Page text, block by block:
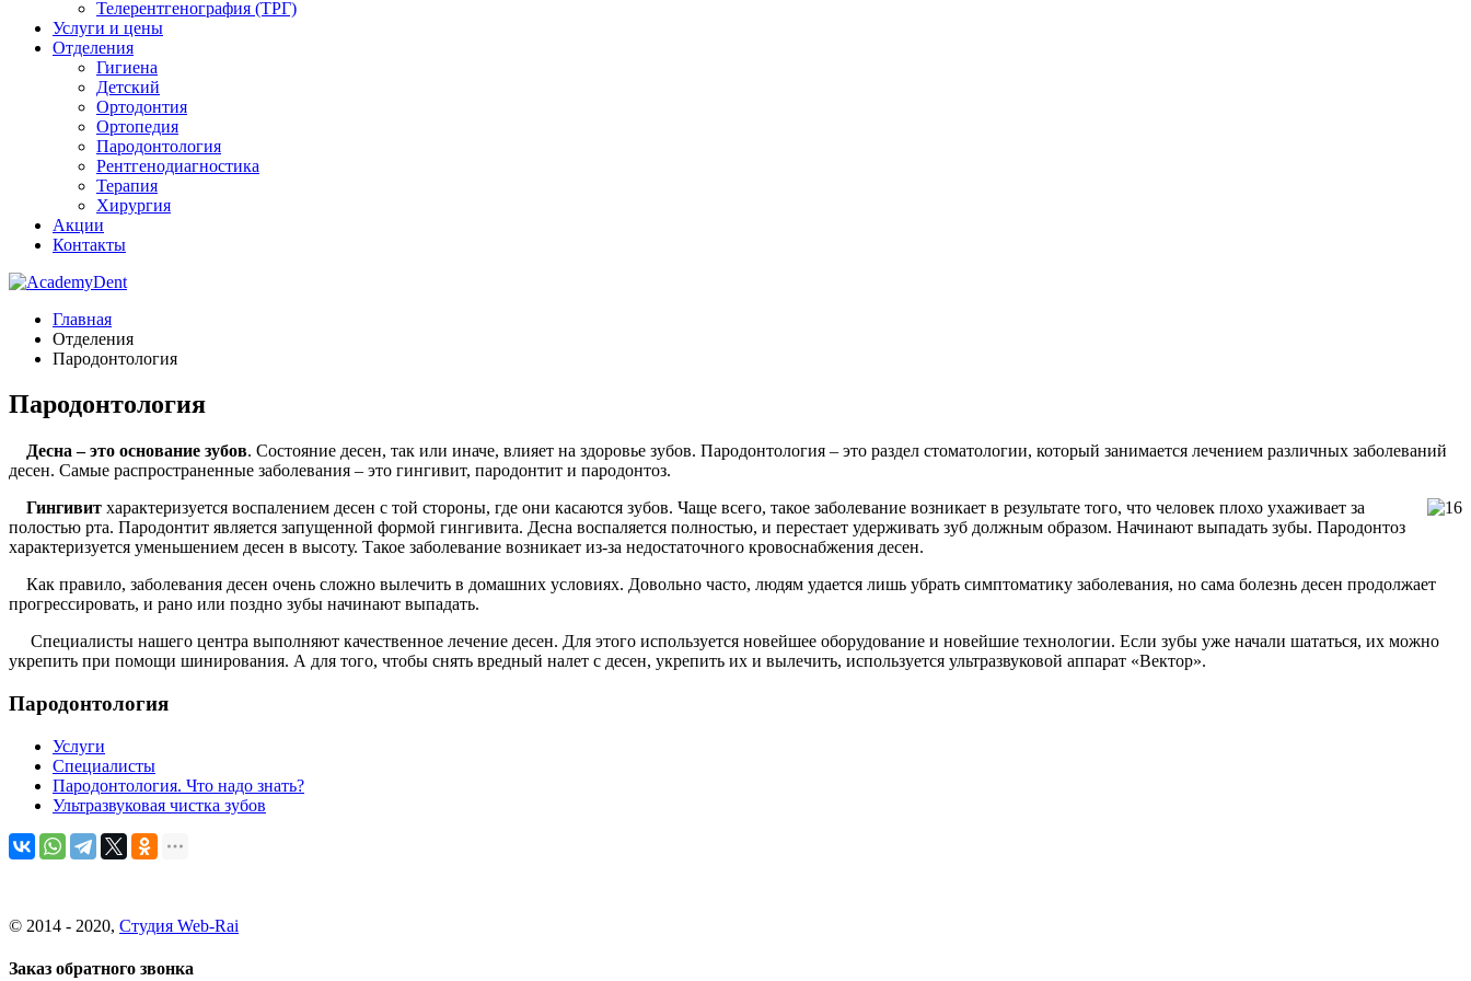
Телерентгенография (ТРГ)
Услуги и цены
Отделения
Гигиена
Детский
Ортодонтия
Ортопедия
Пародонтология
Рентгенодиагностика
Терапия
Хирургия
Акции
Контакты
Главная
Отделения
Пародонтология
Пародонтология
Десна – это основание зубов. Состояние десен, так или иначе, влияет на здоровье зубов. Пародонтология – это раздел стоматологии, который занимается лечением различных заболеваний
десен. Самые распространенные заболевания – это гингивит, пародонтит и пародонтоз.
Гингивит характеризуется воспалением десен с той стороны, где они касаются зубов. Чаще всего, такое заболевание возникает в результате того, что человек плохо ухаживает за
полостью рта. Пародонтит является запущенной формой гингивита. Десна воспаляется полностью, и перестает удерживать зуб должным образом. Начинают выпадать зубы. Пародонтоз
характеризуется уменьшением десен в высоту. Такое заболевание возникает из-за недостаточного кровоснабжения десен.
Как правило, заболевания десен очень сложно вылечить в домашних условиях. Довольно часто, людям удается лишь убрать симптоматику заболевания, но сама болезнь десен продолжает
прогрессировать, и рано или поздно зубы начинают выпадать.
Специалисты нашего центра выполняют качественное лечение десен. Для этого используется новейшее оборудование и новейшие технологии. Если зубы уже начали шататься, их можно
укрепить при помощи шинирования. А для того, чтобы снять вредный налет с десен, укрепить их и вылечить, используется ультразвуковой аппарат «Вектор».
Пародонтология
Услуги
Специалисты
Пародонтология. Что надо знать?
Ультразвуковая чистка зубов
© 2014 - 2020, Студия Web-Rai
Заказ обратного звонка